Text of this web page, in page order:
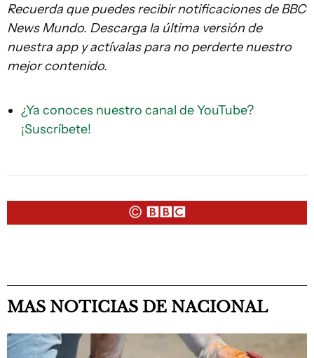
Recuerda que puedes recibir notificaciones de BBC
News Mundo. Descarga la última versión de
nuestra app y actívalas para no perderte nuestro
mejor contenido.
¿Ya conoces nuestro canal de YouTube?
¡Suscríbete!
MAS NOTICIAS DE NACIONAL